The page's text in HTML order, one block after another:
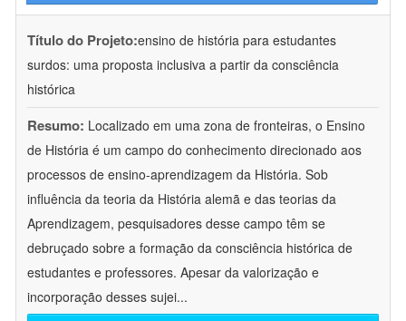
Título do Projeto:ensino de história para estudantes
surdos: uma proposta inclusiva a partir da consciência
histórica
Resumo: Localizado em uma zona de fronteiras, o Ensino
de História é um campo do conhecimento direcionado aos
processos de ensino-aprendizagem da História. Sob
influência da teoria da História alemã e das teorias da
Aprendizagem, pesquisadores desse campo têm se
debruçado sobre a formação da consciência histórica de
estudantes e professores. Apesar da valorização e
incorporação desses sujei...